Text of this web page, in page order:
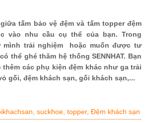
tấm bảo vệ đệm và tấm topper đệm
vào nhu cầu cụ thể của bạn. Trong
trải nghiệm hoặc muốn được tư
thể ghé thăm hệ thống SENNHAT. Bạn
các phụ kiện đệm khác như ga trải
gối, đệm khách sạn, gối khách sạn,...
suckhoe, topper, Đệm khách sạn